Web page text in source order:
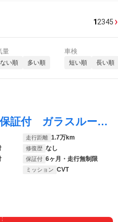
12345 ›
量
い順 多い順
車検
短い順 長い順
プリウス Ｚ ＰＨＥＶ ６ヶ月走行距離無制限保証付 ガラスルーフ 本革シート 純正メモリーナビ フルセグＴＶ 全周囲カメラ ＥＴＣ２．０ 禁煙車 デジタルインナーミラー 置くだけ充電 ステアリングヒーター
走行距離 1.7万km
修復歴 なし
保証付 6ヶ月・走行無制限
ミッション CVT